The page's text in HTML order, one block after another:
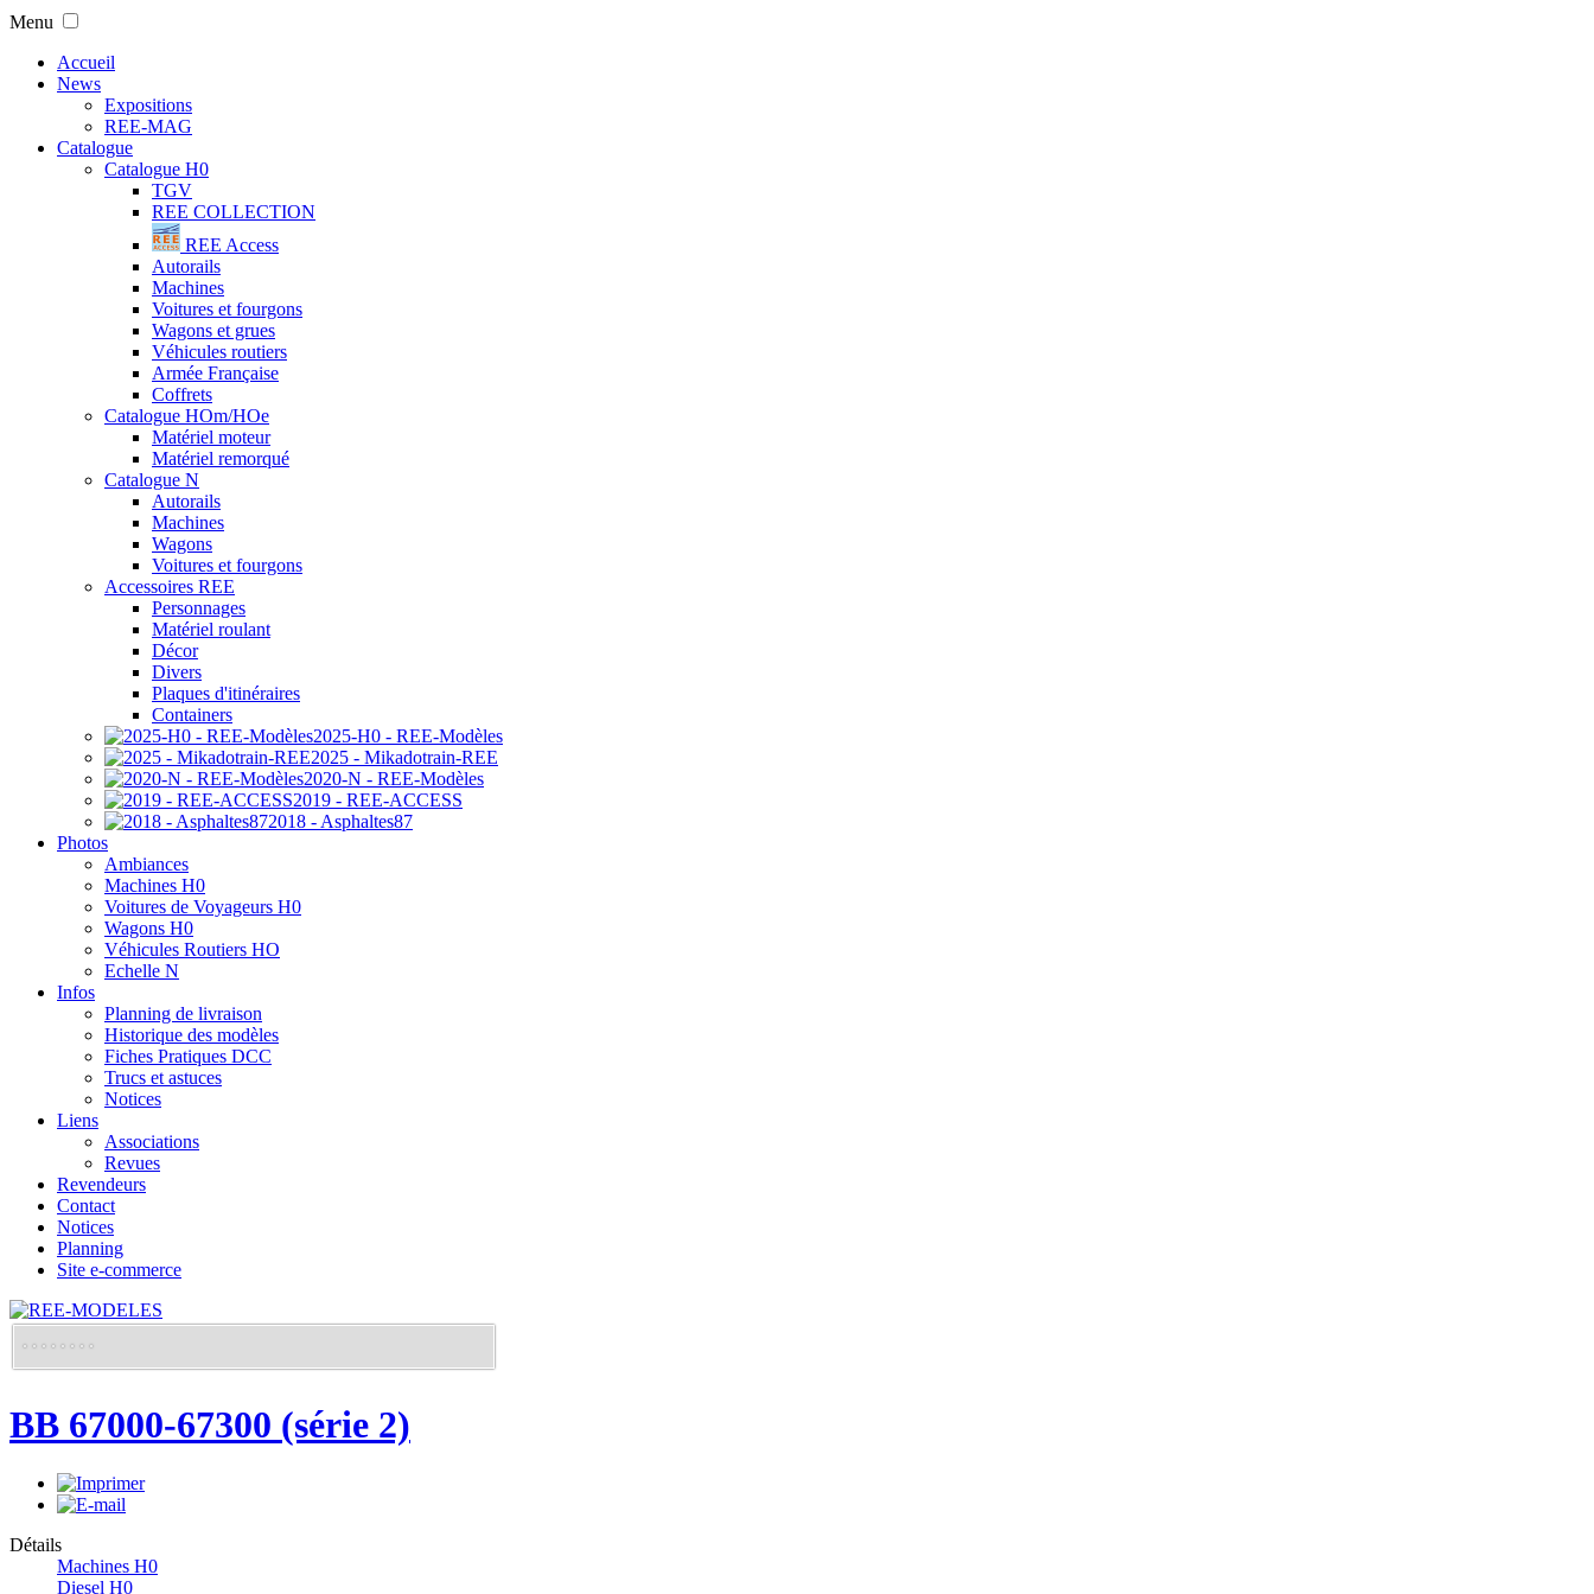
Menu
Accueil
News
Expositions
REE-MAG
Catalogue
Catalogue H0
TGV
REE COLLECTION
REE Access
Autorails
Machines
Voitures et fourgons
Wagons et grues
Véhicules routiers
Armée Française
Coffrets
Catalogue HOm/HOe
Matériel moteur
Matériel remorqué
Catalogue N
Autorails
Machines
Wagons
Voitures et fourgons
Accessoires REE
Personnages
Matériel roulant
Décor
Divers
Plaques d'itinéraires
Containers
2025-H0 - REE-Modèles
2025 - Mikadotrain-REE
2020-N - REE-Modèles
2019 - REE-ACCESS
2018 - Asphaltes87
Photos
Ambiances
Machines H0
Voitures de Voyageurs H0
Wagons H0
Véhicules Routiers HO
Echelle N
Infos
Planning de livraison
Historique des modèles
Fiches Pratiques DCC
Trucs et astuces
Notices
Liens
Associations
Revues
Revendeurs
Contact
Notices
Planning
Site e-commerce
BB 67000-67300 (série 2)
Détails
Machines H0
Diesel H0